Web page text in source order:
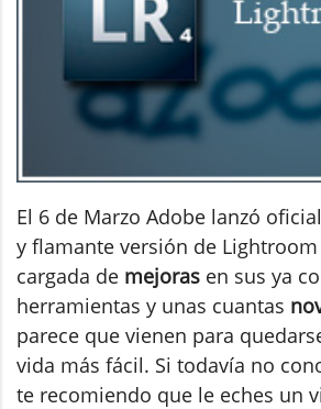
El 6 de Marzo Adobe lanzó
y flamante versión de
cargada de mejoras en sus ya
herramientas y unas cuantas
parece que vienen para
vida más fácil. Si todavía no
te recomiendo que le eches un